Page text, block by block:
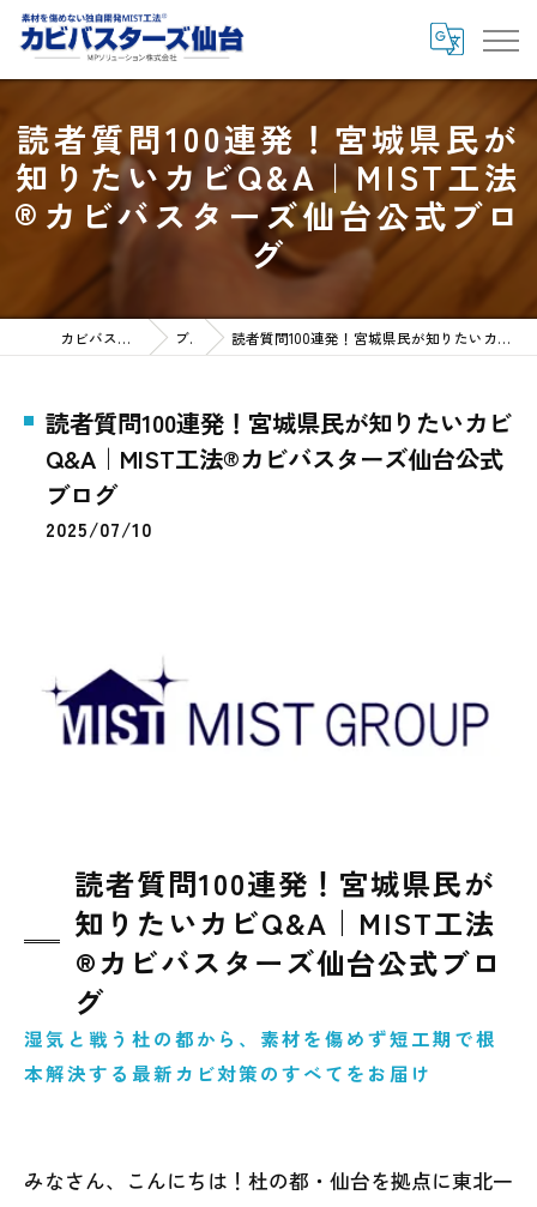
読者質問100連発！宮城県民が
知りたいカビQ&A｜MIST工法
®カビバスターズ仙台公式ブロ
グ
カビバスターズ仙台HOME ブログ 読者質問100連発！宮城県民が知りたいカビQ&A｜MIST工法®カビバスターズ仙台公式ブログ
読者質問100連発！宮城県民が知りたいカビ
Q&A｜MIST工法®カビバスターズ仙台公式
ブログ
2025/07/10
読者質問100連発！宮城県民が
知りたいカビQ&A｜MIST工法
®カビバスターズ仙台公式ブロ
グ
湿気と戦う杜の都から、素材を傷めず短工期で根
本解決する最新カビ対策のすべてをお届け
みなさん、こんにちは！杜の都・仙台を拠点に東北一